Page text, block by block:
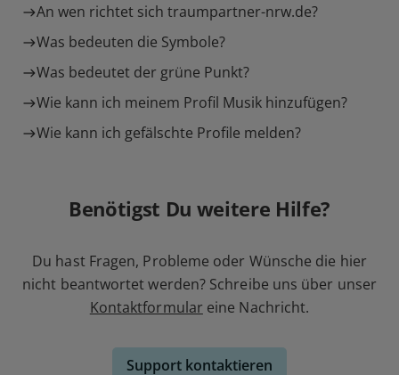
An wen richtet sich traumpartner-nrw.de?
Was bedeuten die Symbole?
Was bedeutet der grüne Punkt?
Wie kann ich meinem Profil Musik hinzufügen?
Wie kann ich gefälschte Profile melden?
Benötigst Du weitere Hilfe?
Du hast Fragen, Probleme oder Wünsche die hier
nicht beantwortet werden? Schreibe uns über unser
Kontaktformular eine Nachricht.
Support kontaktieren